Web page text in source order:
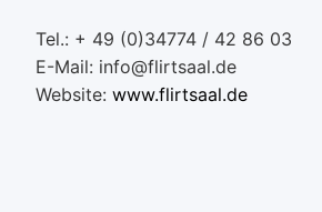
Tel.: + 49 (0)34774 / 42 86 03
E-Mail: info@flirtsaal.de
Website: www.flirtsaal.de